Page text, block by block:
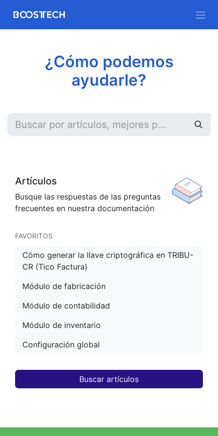
¿Cómo podemos
ayudarle?
Artículos
Busque las respuestas de las preguntas
frecuentes en nuestra documentación
FAVORITOS
Cómo generar la llave criptográfica en TRIBU-
CR (Tico Factura)
Módulo de fabricación
Módulo de contabilidad
Módulo de inventario
Configuración global
Buscar artículos